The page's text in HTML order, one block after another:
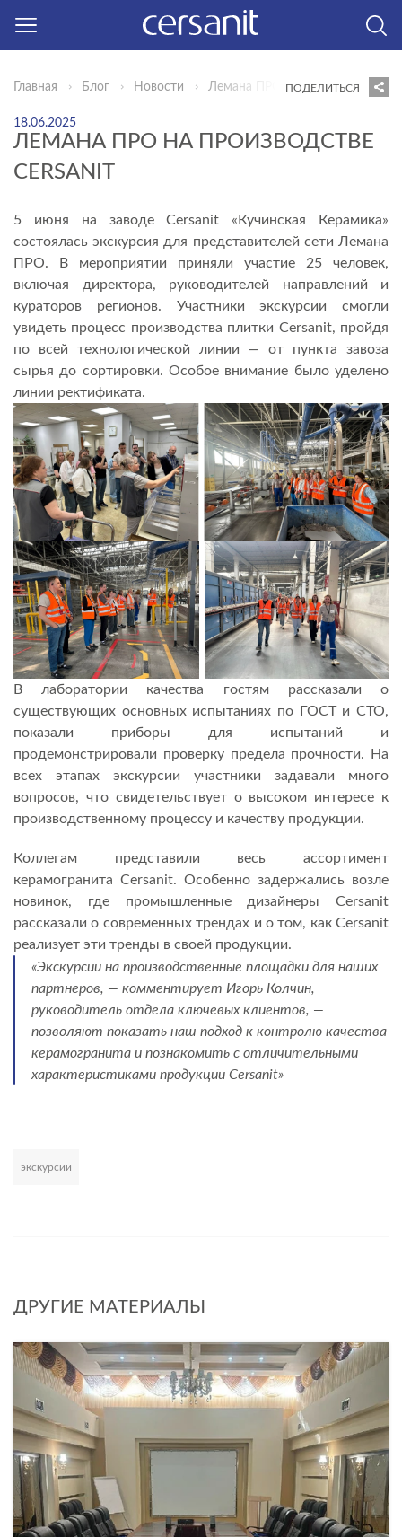
Главная Блог Новости Лемана ПРО на производстве
ПОДЕЛИТЬСЯ
18.06.2025
ЛЕМАНА ПРО НА ПРОИЗВОДСТВЕ
CERSANIT
5 июня на заводе Cersanit «Кучинская Керамика»
состоялась экскурсия для представителей сети Лемана
ПРО. В мероприятии приняли участие 25 человек,
включая директора, руководителей направлений и
кураторов регионов. Участники экскурсии смогли
увидеть процесс производства плитки Cersanit, пройдя
по всей технологической линии — от пункта завоза
сырья до сортировки. Особое внимание было уделено
линии ректификата.
В лаборатории качества гостям рассказали о
существующих основных испытаниях по ГОСТ и СТО,
показали приборы для испытаний и
продемонстрировали проверку предела прочности. На
всех этапах экскурсии участники задавали много
вопросов, что свидетельствует о высоком интересе к
производственному процессу и качеству продукции.
Коллегам представили весь ассортимент
керамогранита Cersanit. Особенно задержались возле
новинок, где промышленные дизайнеры Cersanit
рассказали о современных трендах и о том, как Cersanit
реализует эти тренды в своей продукции.
«Экскурсии на производственные площадки для наших
партнеров, — комментирует Игорь Колчин,
руководитель отдела ключевых клиентов, —
позволяют показать наш подход к контролю качества
керамогранита и познакомить с отличительными
характеристиками продукции Cersanit»
экскурсии
ДРУГИЕ МАТЕРИАЛЫ